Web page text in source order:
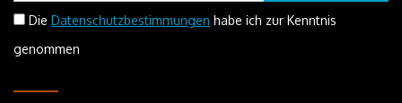
Die Datenschutzbestimmungen habe ich zur Kenntnis
genommen